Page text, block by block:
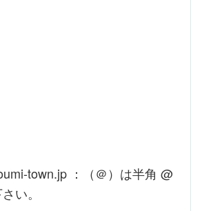
town.jp ：（＠）は半角 @
い。